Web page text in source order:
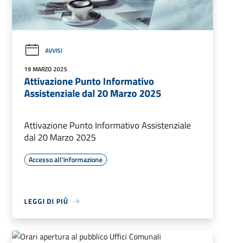
AVVISI
19 MARZO 2025
Attivazione Punto Informativo
Assistenziale dal 20 Marzo 2025
Attivazione Punto Informativo Assistenziale
dal 20 Marzo 2025
Accesso all'informazione
LEGGI DI PIÙ